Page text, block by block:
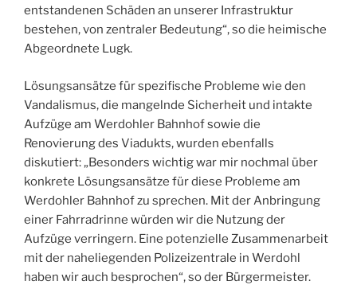
entstandenen Schäden an unserer Infrastruktur
bestehen, von zentraler Bedeutung“, so die heimische
Abgeordnete Lugk.
Lösungsansätze für spezifische Probleme wie den
Vandalismus, die mangelnde Sicherheit und intakte
Aufzüge am Werdohler Bahnhof sowie die
Renovierung des Viadukts, wurden ebenfalls
diskutiert: „Besonders wichtig war mir nochmal über
konkrete Lösungsansätze für diese Probleme am
Werdohler Bahnhof zu sprechen. Mit der Anbringung
einer Fahrradrinne würden wir die Nutzung der
Aufzüge verringern. Eine potenzielle Zusammenarbeit
mit der naheliegenden Polizeizentrale in Werdohl
haben wir auch besprochen“, so der Bürgermeister.